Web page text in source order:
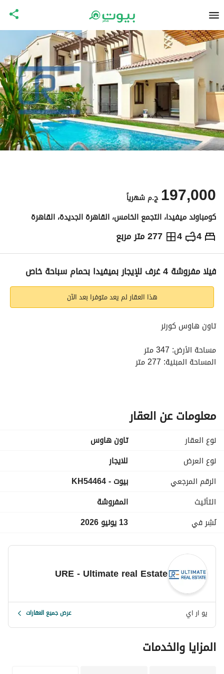
ج.م 197,000 شهرياً
كومباوند ميفيدا، التجمع الخامس، القاهرة الجديدة، القاهرة
4
4 277 متر مربع ج.م197,000 شهرياً
الاماكن القريبة فيلا مفروشة 4 غرف للإيجار بميفيدا بحمام سباحة خاص
هذا العقار لم يعد متوفرا بعد الآن
تاون هاوس كورنر
مساحة الأرض: 347 متر
المساحة المبنية: 277 متر
بنتهاوس بحمام
غرفة ناني بحمام
غرفة ضيوف
مفروشة بالكامل
:
حمام سباحة خاص مُدفأ
تشطيب فاخر
جاهزة للسكن
السعر:
3,800 دولار شهريًا
شامل صيانة أسبوعية للحديقة وحمام السباحة
كود الوحدة: #54464
للمزيد من المعلومات يرجى الاتصال على:
معلومات عن العقار
نوع العقار
تاون هاوس
نوع العرض
للايجار
الرقم المرجعي
بيوت - KH54464
التأثيث
المفروشة
نُشِر في
13 يونيو 2026
URE - Ultimate real Estate
يو ار اي عرض جميع العقارات
المزايا والخدمات